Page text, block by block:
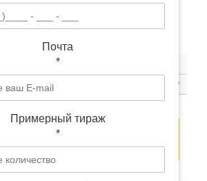
тем ниже цена за штуку:
2010 руб. Цена по запросу
Оставить
заявку
образец
Почта
*
Примерный тираж
*